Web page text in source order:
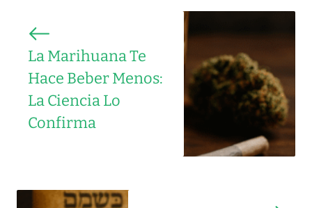
La Marihuana Te
Hace Beber Menos:
La Ciencia Lo
Confirma